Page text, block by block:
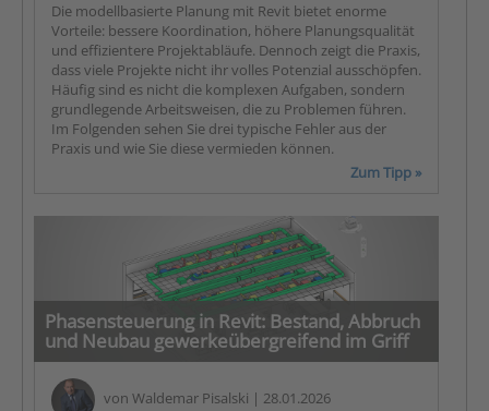
Die modellbasierte Planung mit Revit bietet enorme
Vorteile: bessere Koordination, höhere Planungsqualität
und effizientere Projektabläufe. Dennoch zeigt die Praxis,
dass viele Projekte nicht ihr volles Potenzial ausschöpfen.
Häufig sind es nicht die komplexen Aufgaben, sondern
grundlegende Arbeitsweisen, die zu Problemen führen.
Im Folgenden sehen Sie drei typische Fehler aus der
Praxis und wie Sie diese vermieden können.
Zum Tipp »
Phasensteuerung in Revit: Bestand, Abbruch
und Neubau gewerkeübergreifend im Griff
von Waldemar Pisalski | 28.01.2026